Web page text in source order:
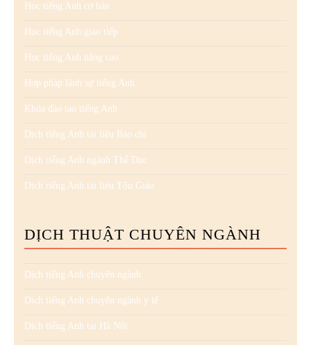
Học tiếng Anh cơ bản
Học tiếng Anh giao tiếp
Học tiếng Anh nâng cao
Hợp pháp lãnh sự tiếng Anh
Khóa đào tạo tiếng Anh
Dịch tiếng Anh tài liệu Báo chí
Dịch tiếng Anh ngành Thể Dục
Dịch tiếng Anh tài liệu Tôn Giáo
DỊCH THUẬT CHUYÊN NGÀNH
Dịch tiếng Anh chuyên ngành
Dịch tiếng Anh chuyên ngành y tế
Dịch tiếng Anh tại Hà Nội